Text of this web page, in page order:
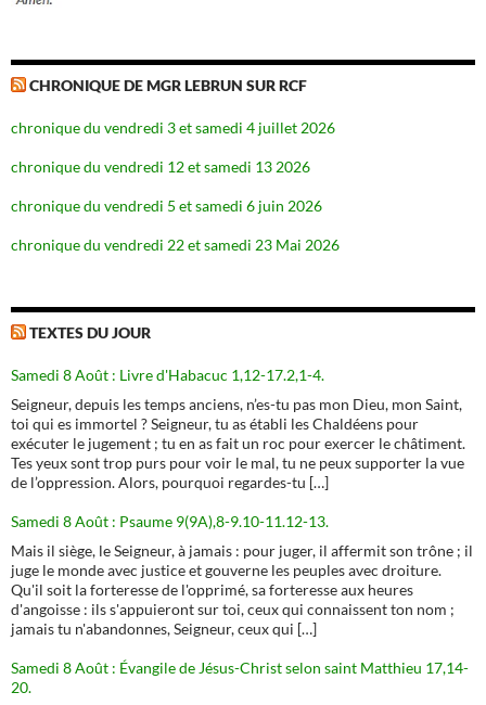
CHRONIQUE DE MGR LEBRUN SUR RCF
chronique du vendredi 3 et samedi 4 juillet 2026
chronique du vendredi 12 et samedi 13 2026
chronique du vendredi 5 et samedi 6 juin 2026
chronique du vendredi 22 et samedi 23 Mai 2026
TEXTES DU JOUR
Samedi 8 Août : Livre d'Habacuc 1,12-17.2,1-4.
Seigneur, depuis les temps anciens, n’es-tu pas mon Dieu, mon Saint,
toi qui es immortel ? Seigneur, tu as établi les Chaldéens pour
exécuter le jugement ; tu en as fait un roc pour exercer le châtiment.
Tes yeux sont trop purs pour voir le mal, tu ne peux supporter la vue
de l’oppression. Alors, pourquoi regardes-tu […]
Samedi 8 Août : Psaume 9(9A),8-9.10-11.12-13.
Mais il siège, le Seigneur, à jamais : pour juger, il affermit son trône ; il
juge le monde avec justice et gouverne les peuples avec droiture.
Qu'il soit la forteresse de l'opprimé, sa forteresse aux heures
d'angoisse : ils s'appuieront sur toi, ceux qui connaissent ton nom ;
jamais tu n'abandonnes, Seigneur, ceux qui […]
Samedi 8 Août : Évangile de Jésus-Christ selon saint Matthieu 17,14-
20.